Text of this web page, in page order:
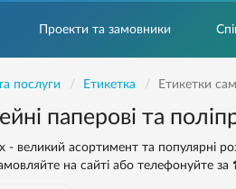
Проекти та замовники
послуги Етикетка Етикетки
паперові та
- великий асортимент та популярні
на сайті або телефонуйте